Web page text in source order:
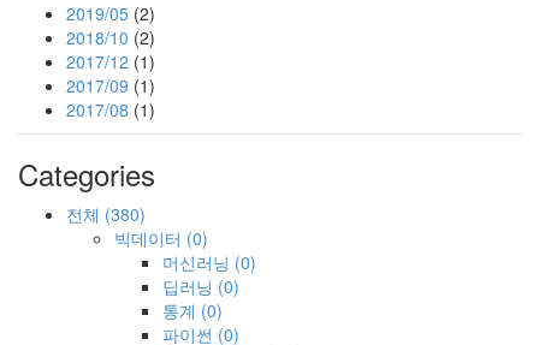
2019/05 (2)
2018/10 (2)
2017/12 (1)
2017/09 (1)
2017/08 (1)
Categories
전체 (380)
빅데이터 (0)
머신러닝 (0)
딥러닝 (0)
통계 (0)
파이썬 (0)